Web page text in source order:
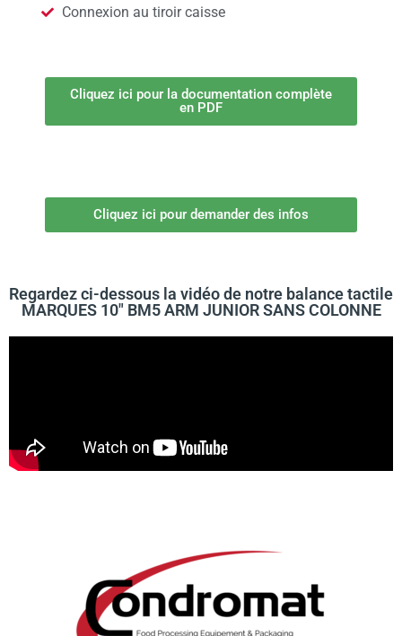
Connexion au tiroir caisse
Cliquez ici pour la documentation complète
en PDF
Cliquez ici pour demander des infos
Regardez ci-dessous la vidéo de notre balance tactile
MARQUES 10" BM5 ARM JUNIOR SANS COLONNE